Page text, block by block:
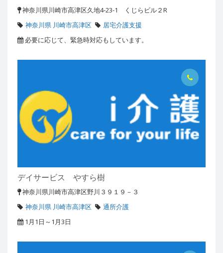
神奈川県川崎市高津区久地4-23-1 くじらビル２R
神奈川県 川崎市高津区
居宅介護支援
必要に応じて、緊急時対応もしています。
デイサービス やすら樹
神奈川県川崎市高津区野川３９１９－３
神奈川県 川崎市高津区
通所介護
1月1日～1月3日